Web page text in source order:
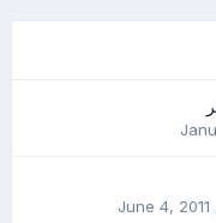
June 4, 2011